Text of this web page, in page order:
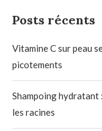
Posts récents
Vitamine C sur peau
picotements
Shampoing
les racines